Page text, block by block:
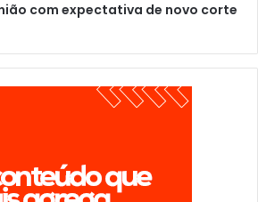
com expectativa de novo corte